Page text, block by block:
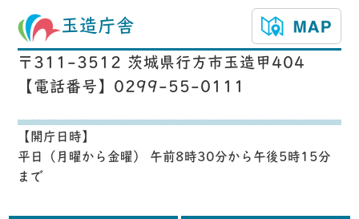
玉造庁舎
〒311-3512 茨城県行方市玉造甲404
【電話番号】0299-55-0111
【開庁日時】
平日（月曜から金曜） 午前8時30分から午後5時15分
まで